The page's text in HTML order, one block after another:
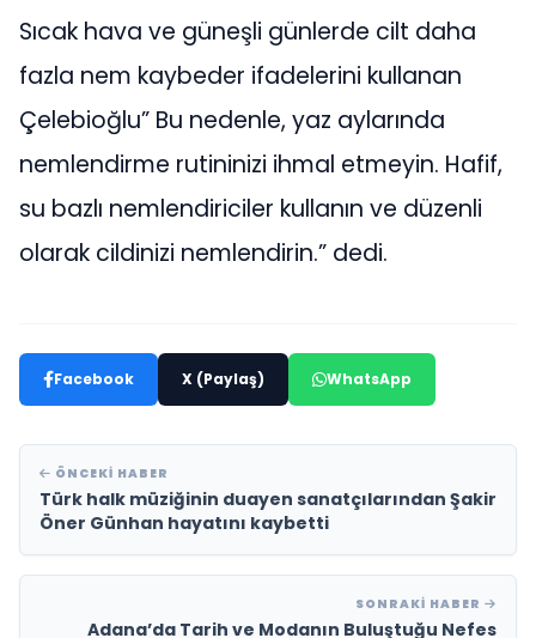
Sıcak hava ve güneşli günlerde cilt daha
fazla nem kaybeder ifadelerini kullanan
Çelebioğlu” Bu nedenle, yaz aylarında
nemlendirme rutininizi ihmal etmeyin. Hafif,
su bazlı nemlendiriciler kullanın ve düzenli
olarak cildinizi nemlendirin.” dedi.
Facebook X (Paylaş) WhatsApp
ÖNCEKI HABER
Türk halk müziğinin duayen sanatçılarından Şakir
Öner Günhan hayatını kaybetti
SONRAKI HABER
Adana’da Tarih ve Modanın Buluştuğu Nefes